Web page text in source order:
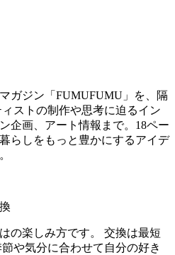
ガジン「FUMUFUMU」を、隔
ストの制作や思考に迫るイン
企画、アート情報まで。18ペー
らしをもっと豊かにするアイデ
の楽しみ方です。 交換は最短
や気分に合わせて自分の好き